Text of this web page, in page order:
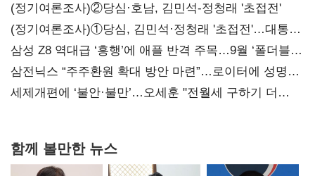
(정기여론조사)②당심·호남, 김민석-정청래 '초접전'
(정기여론조사)①당심, 김민석·정청래 '초접전'…대통령
지지도 '50% 아래로'(종합)
삼성 Z8 역대급 ‘흥행’에 애플 반격 주목…9월 ‘폴더블
대전’
삼전닉스 “주주환원 확대 방안 마련”…로이터에 성명
보내
세제개편에 ‘불안·불만’…오세훈 "전월세 구하기 더
함께 볼만한 뉴스